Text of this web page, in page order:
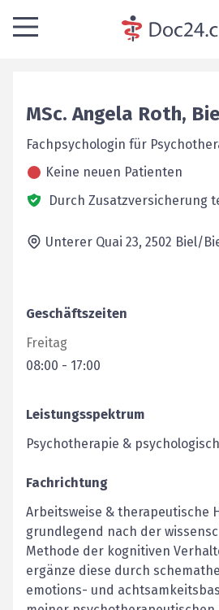
MSc. Angela Roth,
Fachpsychologin für
Keine neuen Patienten
Durch Zusatzversicherung
Unterer Quai 23, 2502 Biel/
Geschäftszeiten
Freitag
08:00 - 17:00
Leistungsspektrum
Psychotherapie &
Fachrichtung
Arbeitsweise & therapeutische
grundlegend nach der
Methode der kognitiven
ergänze diese durch
emotions- und